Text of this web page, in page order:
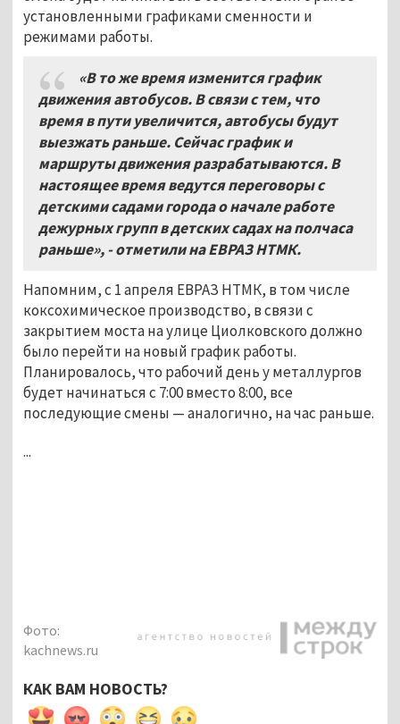
установленными графиками сменности и
режимами работы.
«В то же время изменится график
движения автобусов. В связи с тем, что
время в пути увеличится, автобусы будут
выезжать раньше. Сейчас график и
маршруты движения разрабатываются. В
настоящее время ведутся переговоры с
детскими садами города о начале работе
дежурных групп в детских садах на полчаса
раньше», - отметили на ЕВРАЗ НТМК.
Напомним, с 1 апреля ЕВРАЗ НТМК, в том числе
коксохимическое производство, в связи с
закрытием моста на улице Циолковского должно
было перейти на новый график работы.
Планировалось, что рабочий день у металлургов
будет начинаться с 7:00 вместо 8:00, все
последующие смены — аналогично, на час раньше.
...
Фото:
kachnews.ru
КАК ВАМ НОВОСТЬ?